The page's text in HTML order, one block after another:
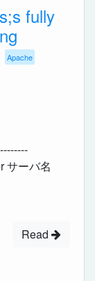
fully
Apache
サーバ名
Read